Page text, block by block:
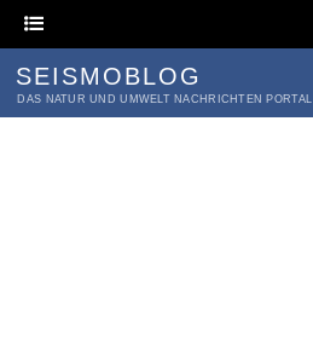
SEISMOBLOG
DAS NATUR UND UMWELT NACHRICHTEN PORTAL